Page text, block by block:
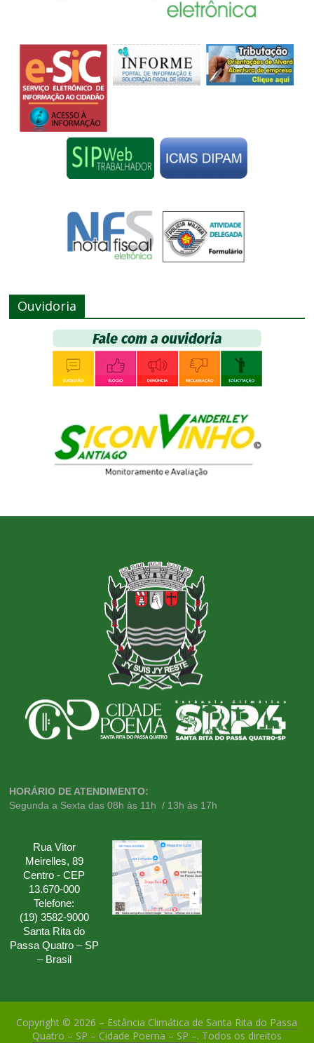
Ouvidoria
HORÁRIO DE ATENDIMENTO:
Segunda a Sexta das 08h às 11h / 13h às 17h
Rua Vitor
Meirelles, 89
Centro - CEP
13.670-000
Telefone:
(19) 3582-9000
Santa Rita do
Passa Quatro – SP
– Brasil
Copyright © 2026 – Estância Climática de Santa Rita do Passa
Quatro – SP – Cidade Poema – SP –. Todos os direitos